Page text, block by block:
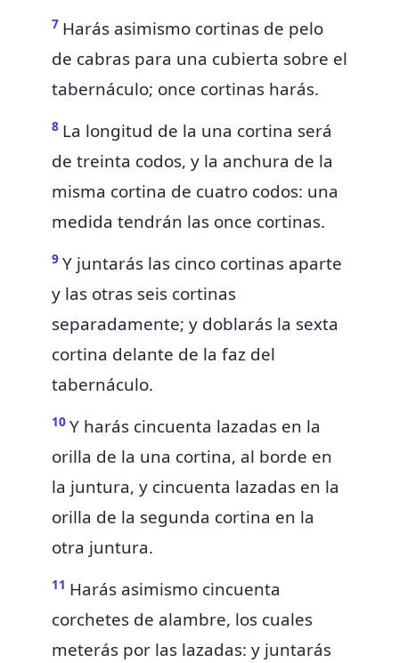
7 Harás asimismo cortinas de pelo
de cabras para una cubierta sobre el
tabernáculo; once cortinas harás.
8 La longitud de la una cortina será
de treinta codos, y la anchura de la
misma cortina de cuatro codos: una
medida tendrán las once cortinas.
9 Y juntarás las cinco cortinas aparte
y las otras seis cortinas
separadamente; y doblarás la sexta
cortina delante de la faz del
tabernáculo.
10 Y harás cincuenta lazadas en la
orilla de la una cortina, al borde en
la juntura, y cincuenta lazadas en la
orilla de la segunda cortina en la
otra juntura.
11 Harás asimismo cincuenta
corchetes de alambre, los cuales
meterás por las lazadas: y juntarás